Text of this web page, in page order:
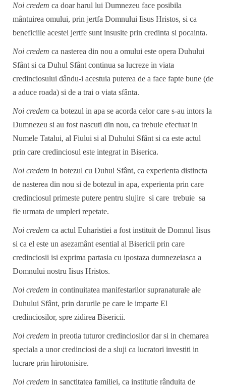
Noi credem ca doar harul lui Dumnezeu face posibila
mântuirea omului, prin jertfa Domnului Iisus Hristos, si ca
beneficiile acestei jertfe sunt insusite prin credinta si pocainta.
Noi credem ca nasterea din nou a omului este opera Duhului
Sfânt si ca Duhul Sfânt continua sa lucreze in viata
credinciosului dându-i acestuia puterea de a face fapte bune (de
a aduce roada) si de a trai o viata sfânta.
Noi credem ca botezul in apa se acorda celor care s-au intors la
Dumnezeu si au fost nascuti din nou, ca trebuie efectuat in
Numele Tatalui, al Fiului si al Duhului Sfânt si ca este actul
prin care credinciosul este integrat in Biserica.
Noi credem in botezul cu Duhul Sfânt, ca experienta distincta
de nasterea din nou si de botezul in apa, experienta prin care
credinciosul primeste putere pentru slujire si care trebuie sa
fie urmata de umpleri repetate.
Noi credem ca actul Euharistiei a fost instituit de Domnul Iisus
si ca el este un asezamânt esential al Bisericii prin care
credinciosii isi exprima partasia cu ipostaza dumnezeiasca a
Domnului nostru Iisus Hristos.
Noi credem in continuitatea manifestarilor supranaturale ale
Duhului Sfânt, prin darurile pe care le imparte El
credinciosilor, spre zidirea Bisericii.
Noi credem in preotia tuturor credinciosilor dar si in chemarea
speciala a unor credinciosi de a sluji ca lucratori investiti in
lucrare prin hirotonisire.
Noi credem in sanctitatea familiei, ca institutie rânduita de